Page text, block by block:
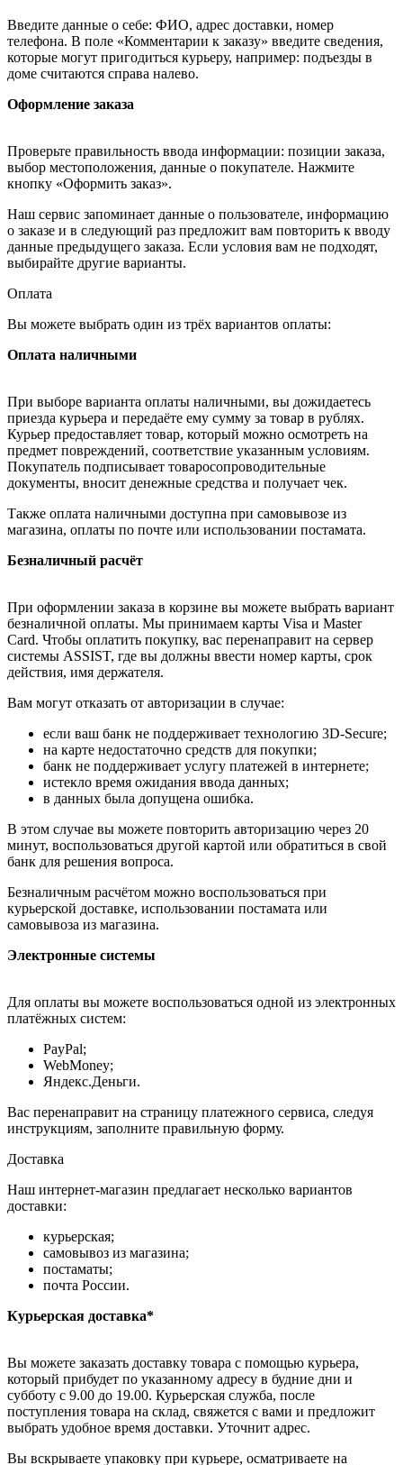
Введите данные о себе: ФИО, адрес доставки, номер
телефона. В поле «Комментарии к заказу» введите сведения,
которые могут пригодиться курьеру, например: подъезды в
доме считаются справа налево.
Оформление заказа
Проверьте правильность ввода информации: позиции заказа,
выбор местоположения, данные о покупателе. Нажмите
кнопку «Оформить заказ».
Наш сервис запоминает данные о пользователе, информацию
о заказе и в следующий раз предложит вам повторить к вводу
данные предыдущего заказа. Если условия вам не подходят,
выбирайте другие варианты.
Оплата
Вы можете выбрать один из трёх вариантов оплаты:
Оплата наличными
При выборе варианта оплаты наличными, вы дожидаетесь
приезда курьера и передаёте ему сумму за товар в рублях.
Курьер предоставляет товар, который можно осмотреть на
предмет повреждений, соответствие указанным условиям.
Покупатель подписывает товаросопроводительные
документы, вносит денежные средства и получает чек.
Также оплата наличными доступна при самовывозе из
магазина, оплаты по почте или использовании постамата.
Безналичный расчёт
При оформлении заказа в корзине вы можете выбрать вариант
безналичной оплаты. Мы принимаем карты Visa и Master
Card. Чтобы оплатить покупку, вас перенаправит на сервер
системы ASSIST, где вы должны ввести номер карты, срок
действия, имя держателя.
Вам могут отказать от авторизации в случае:
если ваш банк не поддерживает технологию 3D-Secure;
на карте недостаточно средств для покупки;
банк не поддерживает услугу платежей в интернете;
истекло время ожидания ввода данных;
в данных была допущена ошибка.
В этом случае вы можете повторить авторизацию через 20
минут, воспользоваться другой картой или обратиться в свой
банк для решения вопроса.
Безналичным расчётом можно воспользоваться при
курьерской доставке, использовании постамата или
самовывоза из магазина.
Электронные системы
Для оплаты вы можете воспользоваться одной из электронных
платёжных систем:
PayPal;
WebMoney;
Яндекс.Деньги.
Вас перенаправит на страницу платежного сервиса, следуя
инструкциям, заполните правильную форму.
Доставка
Наш интернет-магазин предлагает несколько вариантов
доставки:
курьерская;
самовывоз из магазина;
постаматы;
почта России.
Курьерская доставка*
Вы можете заказать доставку товара с помощью курьера,
который прибудет по указанному адресу в будние дни и
субботу с 9.00 до 19.00. Курьерская служба, после
поступления товара на склад, свяжется с вами и предложит
выбрать удобное время доставки. Уточнит адрес.
Вы вскрываете упаковку при курьере, осматриваете на